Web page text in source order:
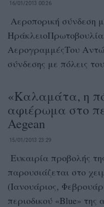
16/01/2013 00:26
Αεροπορική σύνδεση
ΑερογραμμέςΤου
σύνδεσης με πόλεις
«Καλαμάτα, η
αφιέρωμα στο
Aegean
15/01/2013 23:29
Ευκαιρία προβολής
παρουσιάζεται στο
(Ιανουάριος,
περιοδικού «Blue» της